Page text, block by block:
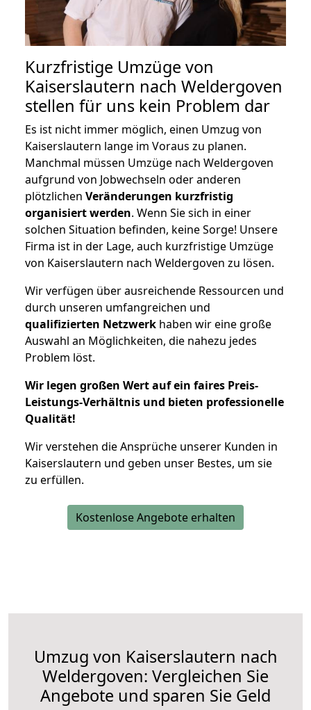
Kurzfristige Umzüge von
Kaiserslautern nach Weldergoven
stellen für uns kein Problem dar
Es ist nicht immer möglich, einen Umzug von
Kaiserslautern lange im Voraus zu planen.
Manchmal müssen Umzüge nach Weldergoven
aufgrund von Jobwechseln oder anderen
plötzlichen Veränderungen kurzfristig
organisiert werden. Wenn Sie sich in einer
solchen Situation befinden, keine Sorge! Unsere
Firma ist in der Lage, auch kurzfristige Umzüge
von Kaiserslautern nach Weldergoven zu lösen.
Wir verfügen über ausreichende Ressourcen und
durch unseren umfangreichen und
qualifizierten Netzwerk haben wir eine große
Auswahl an Möglichkeiten, die nahezu jedes
Problem löst.
Wir legen großen Wert auf ein faires Preis-
Leistungs-Verhältnis und bieten professionelle
Qualität!
Wir verstehen die Ansprüche unserer Kunden in
Kaiserslautern und geben unser Bestes, um sie
zu erfüllen.
Kostenlose Angebote erhalten
Umzug von Kaiserslautern nach
Weldergoven: Vergleichen Sie
Angebote und sparen Sie Geld